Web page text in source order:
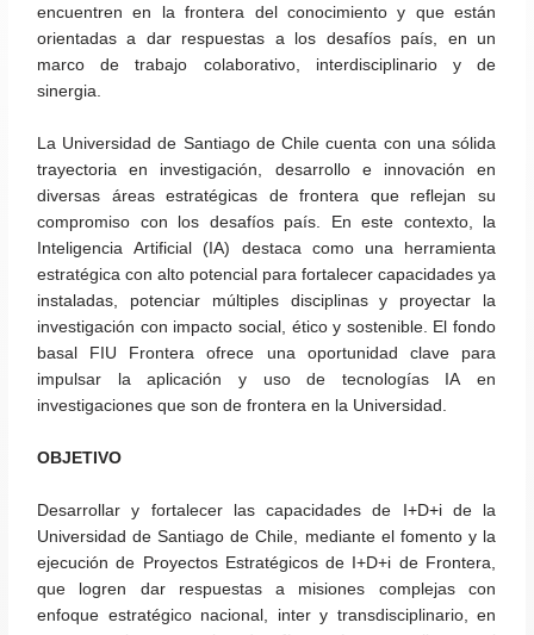
encuentren en la frontera del conocimiento y que están
orientadas a dar respuestas a los desafíos país, en un
marco de trabajo colaborativo, interdisciplinario y de
sinergia.
La Universidad de Santiago de Chile cuenta con una sólida
trayectoria en investigación, desarrollo e innovación en
diversas áreas estratégicas de frontera que reflejan su
compromiso con los desafíos país. En este contexto, la
Inteligencia Artificial (IA) destaca como una herramienta
estratégica con alto potencial para fortalecer capacidades ya
instaladas, potenciar múltiples disciplinas y proyectar la
investigación con impacto social, ético y sostenible. El fondo
basal FIU Frontera ofrece una oportunidad clave para
impulsar la aplicación y uso de tecnologías IA en
investigaciones que son de frontera en la Universidad.
OBJETIVO
Desarrollar y fortalecer las capacidades de I+D+i de la
Universidad de Santiago de Chile, mediante el fomento y la
ejecución de Proyectos Estratégicos de I+D+i de Frontera,
que logren dar respuestas a misiones complejas con
enfoque estratégico nacional, inter y transdisciplinario, en